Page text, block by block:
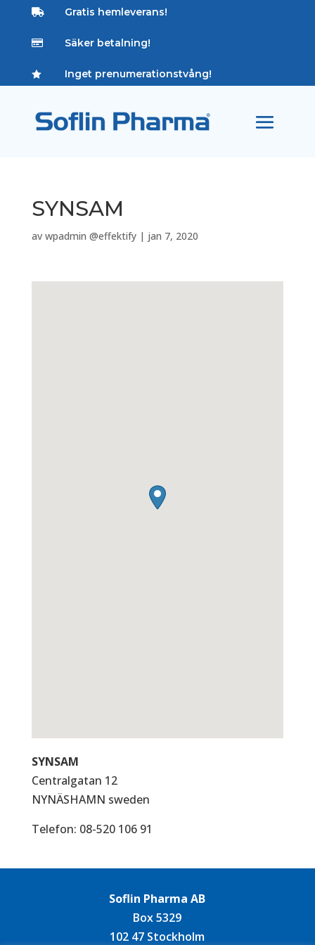
 Gratis hemleverans!
 Säker betalning!
 Inget prenumerationstvång!
SYNSAM
av wpadmin @effektify| jan 7, 2020
SYNSAM
Centralgatan 12
NYNÄSHAMN sweden
Telefon: 08-520 106 91
Soflin Pharma AB
Box 5329
102 47 Stockholm